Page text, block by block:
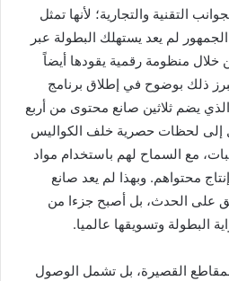
التقنية والتجارية؛ لأنها تمثل
لم يعد يستهلك البطولة عبر
خلال منظومة رقمية يقودها أيضاً
ذلك بوضوح في إطلاق برنامج
كأس العالم 2026” الذي يضم ثلاثين صانع محتوى من أربع
إلى لحظات حصرية خلف الكواليس
مع السماح لهم باستخدام مواد
محتواهم. وبهذا لم يعد صانع
على الحدث، بل أصبح جزءا من
البطولة وتسويقها عالميا.
القصيرة، بل تشمل الوصول